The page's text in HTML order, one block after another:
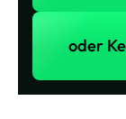
oder
oder